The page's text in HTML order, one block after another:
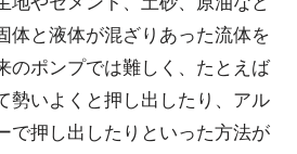
体と液体が混ざりあった流体を
のポンプでは難しく、たとえば
勢いよくと押し出したり、アル
で押し出したりといった方法が